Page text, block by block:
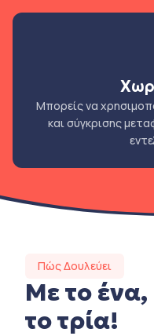
Μπορείς να
και σύγκρισης
Πώς Δουλεύει
Με το ένα,
το τρία!